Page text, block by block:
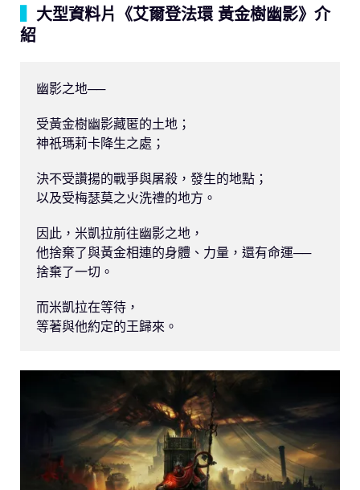
大型資料片《艾爾登法環 黃金樹幽影》介
紹
幽影之地──
受黃金樹幽影藏匿的土地；
神祇瑪莉卡降生之處；
決不受讚揚的戰爭與屠殺，發生的地點；
以及受梅瑟莫之火洗禮的地方。
因此，米凱拉前往幽影之地，
他捨棄了與黃金相連的身體、力量，還有命運──
捨棄了一切。
而米凱拉在等待，